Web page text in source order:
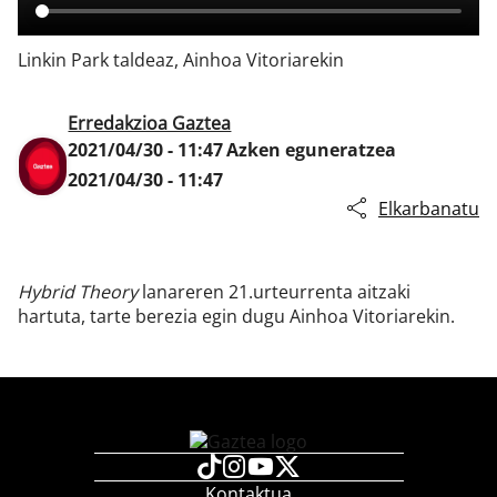
Linkin Park taldeaz, Ainhoa Vitoriarekin
Erredakzioa Gaztea
2021/04/30 - 11:47Azken eguneratzea
2021/04/30 - 11:47
Elkarbanatu
Hybrid Theorylanareren 21.urteurrenta aitzaki
hartuta, tarte berezia egin dugu Ainhoa Vitoriarekin.